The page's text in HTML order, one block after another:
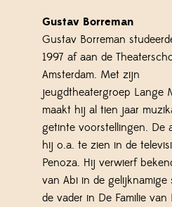
Gustav Borreman
Gustav Borreman
1997 af aan de
Amsterdam. Met zijn
jeugdtheatergroep Lange
maakt hij al tien jaar
getinte voorstellingen. De
hij o.a. te zien in de
Penoza. Hij verwierf
van Abi in de gelijknamige
de vader in De Familie van